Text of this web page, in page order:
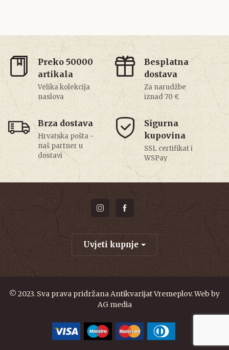
Preko 50000
artikala
Velika kolekcija
naslova
Besplatna
dostava
Za narudžbe
iznad 70 €
Brza dostava
Hrvatska pošta -
naš partner u
dostavi
Sigurna
kupovina
SSL certifikat i
WSPay
Uvjeti kupnje
© 2023. Sva prava pridržana Antikvarijat Vremeplov. Web by
AG media